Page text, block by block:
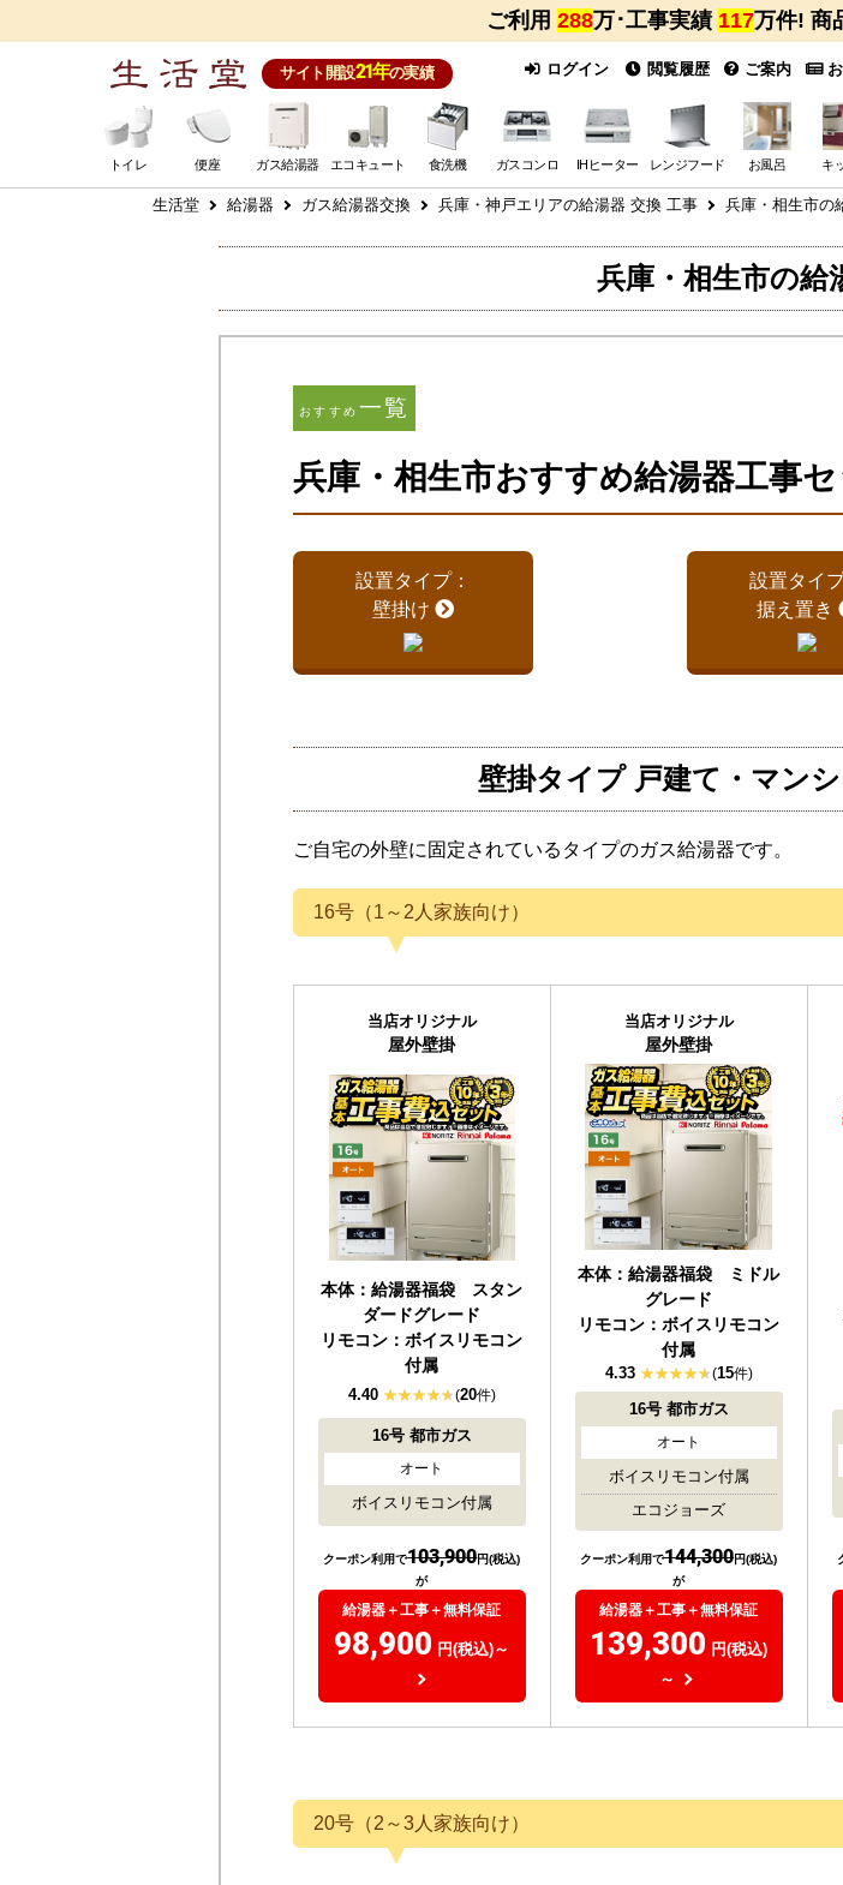
ご利用 288万･工事実績 117万件! 商
サイト開設21年の実績 ログイン 閲覧履歴 ご案内 お
トイレ 便座 ガス給湯器 エコキュート 食洗機 ガスコンロ IHヒーター レンジフード お風呂 キ
生活堂 給湯器 ガス給湯器交換 兵庫・神戸エリアの給湯器 交換 工事 兵庫・相生市の
兵庫・相生市の給
おすすめ 一覧
兵庫・相生市おすすめ給湯器工事セ
設置タイプ：
壁掛け
設置タイプ
据え置き
壁掛タイプ 戸建て・マン
ご自宅の外壁に固定されているタイプのガス給湯器です。
16号（1～2人家族向け）
当店オリジナル
屋外壁掛
本体：給湯器福袋 スタン
ダードグレード
リモコン：ボイスリモコン
付属
4.40 (20件)
16号都市ガス
オート
ボイスリモコン付属
クーポン利用で103,900円(税込)
が
給湯器＋工事＋無料保証
98,900 円(税込)～
当店オリジナル
屋外壁掛
本体：給湯器福袋 ミドル
グレード
リモコン：ボイスリモコン
付属
4.33 (15件)
16号都市ガス
オート
ボイスリモコン付属
エコジョーズ
クーポン利用で144,300円(税込)
が
給湯器＋工事＋無料保証
139,300 円(税込)
～
20号（2～3人家族向け）